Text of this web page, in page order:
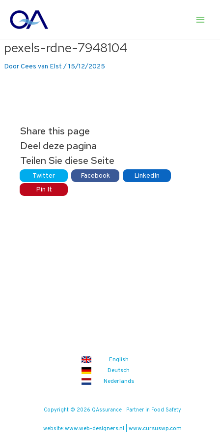
naar
pexels-rdne-7948104
DoorCees van Elst /15/12/2025
Share this page
Deel deze pagina
Teilen Sie diese Seite
Twitter Facebook
LinkedIn
Pin It
English
Deutsch
Nederlands
Copyright © 2026 QAssurance | Partner in Food Safety
website: www.web-designers.nl www.cursuswp.com